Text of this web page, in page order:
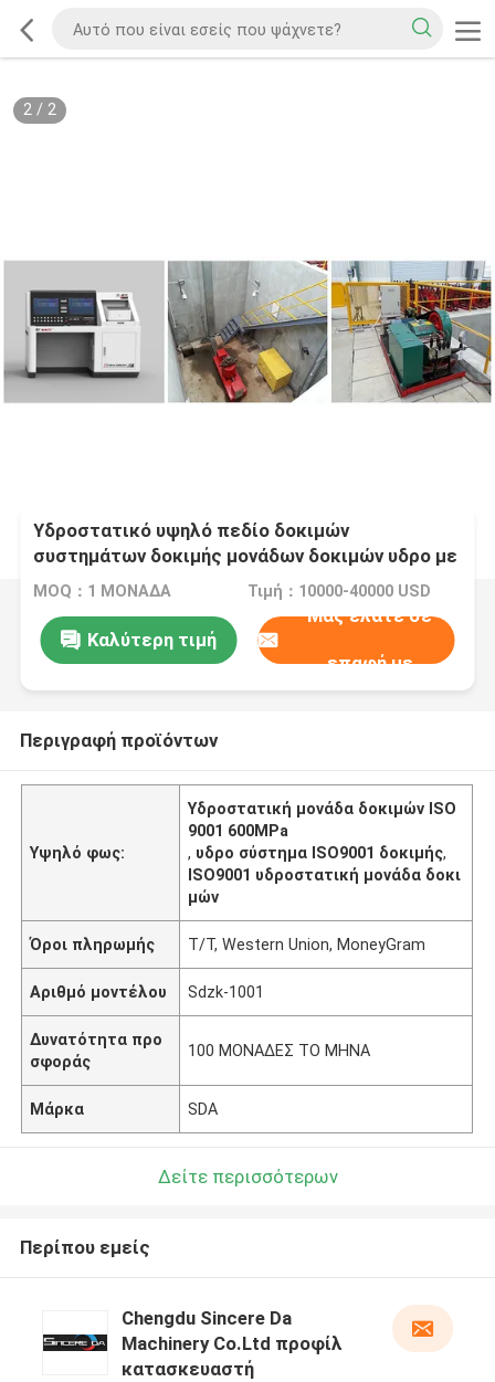
2/ 2
Υδροστατικό υψηλό πεδίο δοκιμών
συστημάτων δοκιμής μονάδων δοκιμών υδρο με
το όργανο καταγραφής διαγραμμάτων
MOQ：1 ΜΟΝΑΔΑ Τιμή：10000-40000 USD
Καλύτερη τιμή
Μας ελάτε σε
επαφή με
Περιγραφή προϊόντων
Υψηλό φως:
Υδροστατική μονάδα δοκιμών ISO
9001 600MPa
, υδρο σύστημα ISO9001 δοκιμής,
ISO9001 υδροστατική μονάδα δοκι
μών
Όροι πληρωμής T/T, Western Union, MoneyGram
Αριθμό μοντέλου Sdzk-1001
Δυνατότητα προ
σφοράς
100 ΜΟΝΑΔΕΣ ΤΟ ΜΗΝΑ
Μάρκα SDA
Δείτε περισσότερων
Περίπου εμείς
Chengdu Sincere Da
Machinery Co.Ltd προφίλ
κατασκευαστή